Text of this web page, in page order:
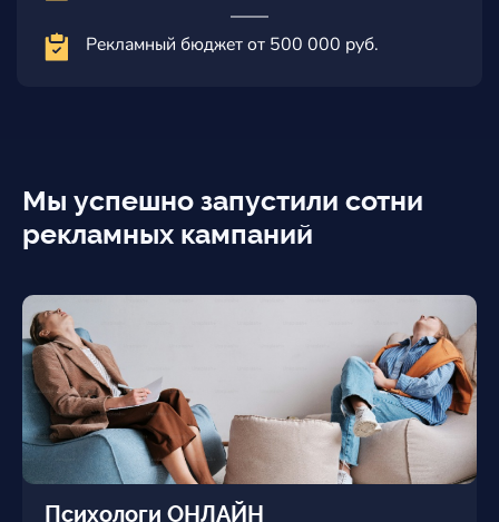
Рекламный бюджет от 500 000 руб.
Мы успешно запустили сотни
рекламных кампаний
Психологи ОНЛАЙН